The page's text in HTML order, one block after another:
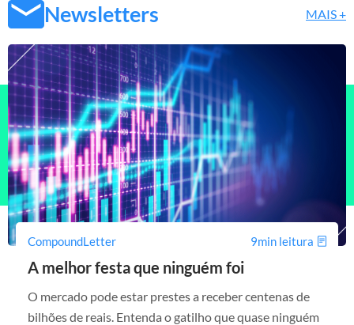
Newsletters MAIS +
CompoundLetter 9min leitura
A melhor festa que ninguém foi
O mercado pode estar prestes a receber centenas de
bilhões de reais. Entenda o gatilho que quase ninguém